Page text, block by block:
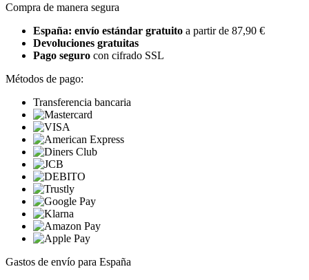
Compra de manera segura
España: envío estándar gratuito a partir de 87,90 €
Devoluciones gratuitas
Pago seguro con cifrado SSL
Métodos de pago:
Transferencia bancaria
Gastos de envío para España